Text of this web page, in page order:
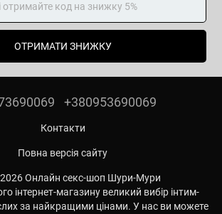
ОТРИМАТИ ЗНИЖКУ
+380953690069
Контакти
Повна версія сайту
Онлайн секс-шоп Шури-Мури
інтернет-магазину великий вибір інтим-
за найкращими цінами. У нас ви можете